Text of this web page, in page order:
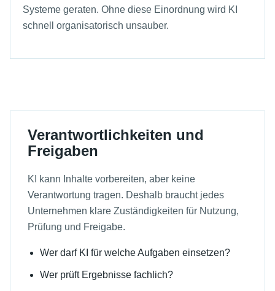
Systeme geraten. Ohne diese Einordnung wird KI
schnell organisatorisch unsauber.
Verantwortlichkeiten und
Freigaben
KI kann Inhalte vorbereiten, aber keine
Verantwortung tragen. Deshalb braucht jedes
Unternehmen klare Zuständigkeiten für Nutzung,
Prüfung und Freigabe.
Wer darf KI für welche Aufgaben einsetzen?
Wer prüft Ergebnisse fachlich?